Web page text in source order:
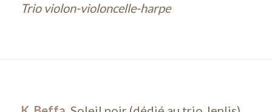
Trio violon-violoncelle-harpe